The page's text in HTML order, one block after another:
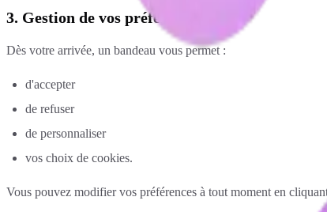
3. Gestion de vos préférences
Dès votre arrivée, un bandeau vous permet :
d'accepter
de refuser
de personnaliser
vos choix de cookies.
Vous pouvez modifier vos préférences à tout moment en